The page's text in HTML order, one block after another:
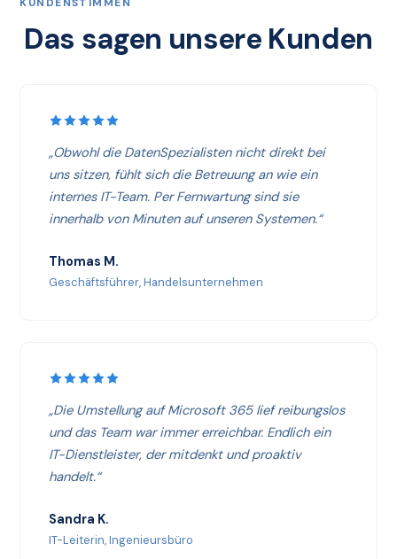
Das sagen unsere Kunden
„Obwohl die DatenSpezialisten nicht direkt bei
uns sitzen, fühlt sich die Betreuung an wie ein
internes IT-Team. Per Fernwartung sind sie
innerhalb von Minuten auf unseren Systemen.“
Thomas M.
Geschäftsführer, Handelsunternehmen
„Die Umstellung auf Microsoft 365 lief reibungslos
und das Team war immer erreichbar. Endlich ein
IT-Dienstleister, der mitdenkt und proaktiv
handelt.“
Sandra K.
IT-Leiterin, Ingenieursbüro